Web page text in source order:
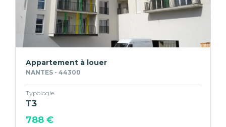
Appartement à louer
NANTES - 44300
Typologie
T3
788 €